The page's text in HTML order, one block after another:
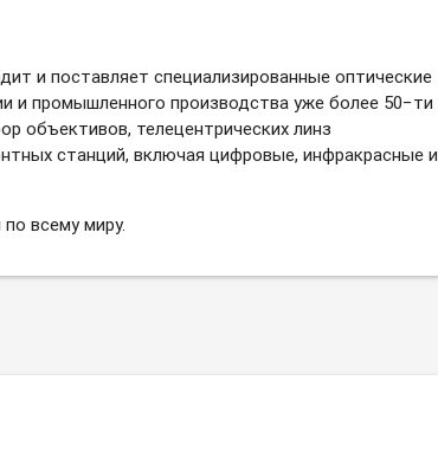
и поставляет специализированные оптические
и промышленного производства уже более 50−ти
объективов, телецентрических линз
станций, включая цифровые, инфракрасные и
всему миру.